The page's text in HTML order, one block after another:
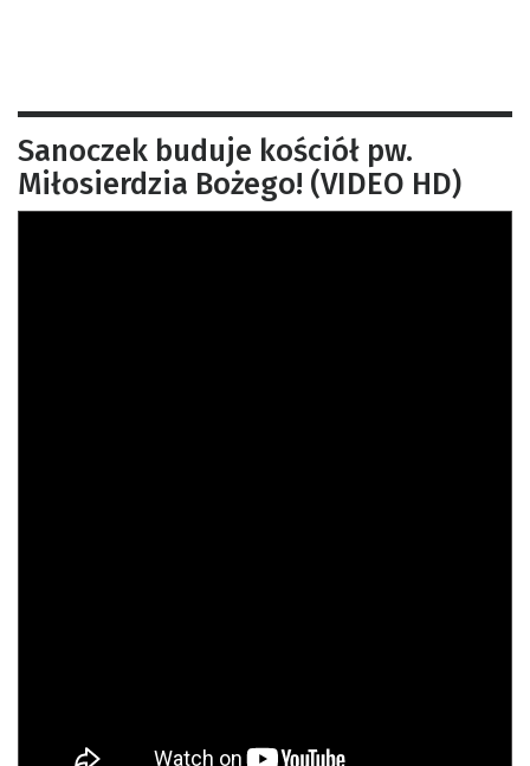
Sanoczek buduje kościół pw.
Miłosierdzia Bożego! (VIDEO HD)